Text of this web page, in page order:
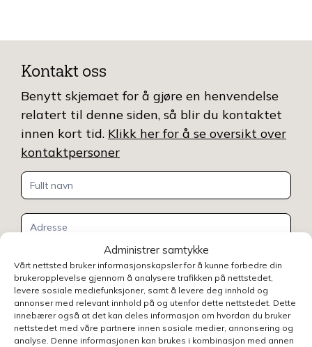
Administrer samtykke
Vårt nettsted bruker informasjonskapsler for å kunne forbedre din
brukeropplevelse gjennom å analysere trafikken på nettstedet,
levere sosiale mediefunksjoner, samt å levere deg innhold og
annonser med relevant innhold på og utenfor dette nettstedet. Dette
innebærer også at det kan deles informasjon om hvordan du bruker
nettstedet med våre partnere innen sosiale medier, annonsering og
analyse. Denne informasjonen kan brukes i kombinasjon med annen
Kontakt oss
Benytt skjemaet for å gjøre en henvendelse
relatert til denne siden, så blir du kontaktet
innen kort tid. Klikk her for å se oversikt over
kontaktpersoner
Kontakt
oss